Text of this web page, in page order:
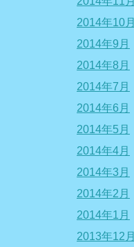
2014年10月
2014年9月
2014年8月
2014年7月
2014年6月
2014年5月
2014年4月
2014年3月
2014年2月
2014年1月
2013年12月